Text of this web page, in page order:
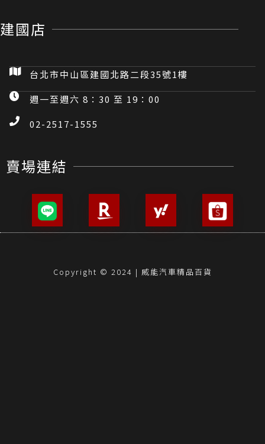
建國店
台北市中山區建國北路二段35號1樓
週一至週六 8：30 至 19：00
02-2517-1555
賣場連結
Copyright © 2024 | 威能汽車精品百貨